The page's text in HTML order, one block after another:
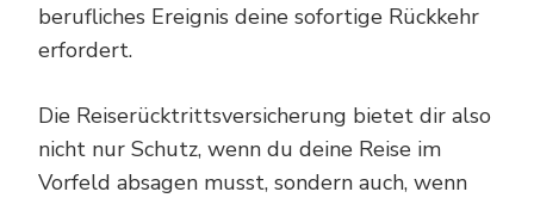
berufliches Ereignis deine sofortige Rückkehr
erfordert.
Die Reiserücktrittsversicherung bietet dir also
nicht nur Schutz, wenn du deine Reise im
Vorfeld absagen musst, sondern auch, wenn